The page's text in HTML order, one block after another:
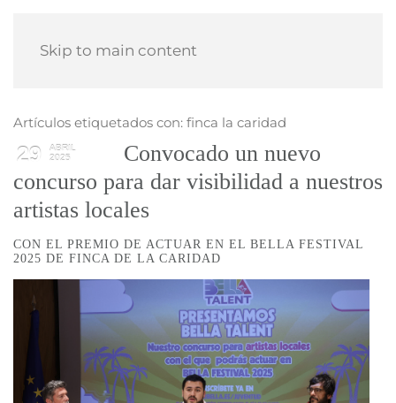
Skip to main content
Artículos etiquetados con: finca la caridad
29
ABRIL
2025
Convocado un nuevo
concurso para dar visibilidad a nuestros
artistas locales
CON EL PREMIO DE ACTUAR EN EL BELLA FESTIVAL
2025 DE FINCA DE LA CARIDAD